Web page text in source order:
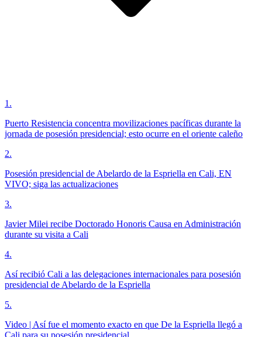
1 .
Puerto Resistencia concentra movilizaciones pacíficas durante la
jornada de posesión presidencial; esto ocurre en el oriente caleño
2.
Posesión presidencial de Abelardo de la Espriella en Cali, EN
VIVO; siga las actualizaciones
3.
Javier Milei recibe Doctorado Honoris Causa en Administración
durante su visita a Cali
4.
Así recibió Cali a las delegaciones internacionales para posesión
presidencial de Abelardo de la Espriella
5.
Video | Así fue el momento exacto en que De la Espriella llegó a
Cali para su posesión presidencial